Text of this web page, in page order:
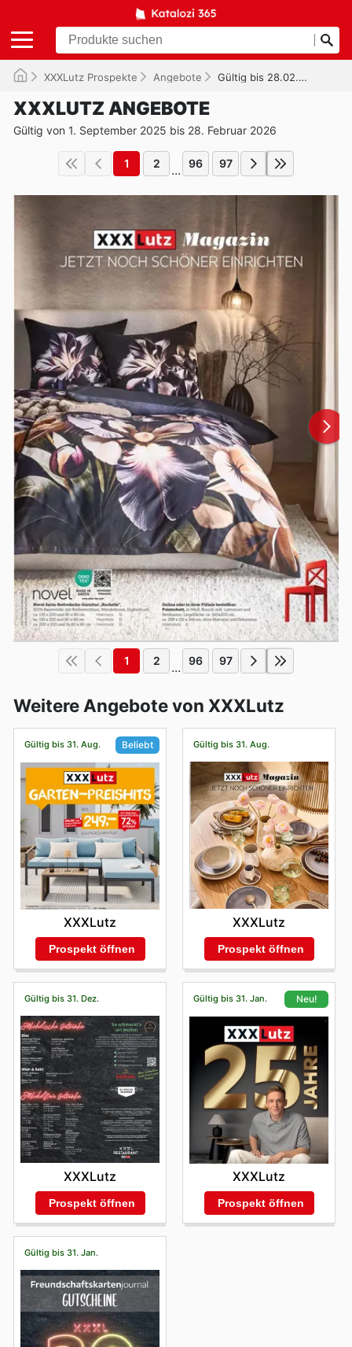
XXXLutz Prospekte Angebote Gültig bis 28.02.2026
XXXLUTZ ANGEBOTE
Gültig von 1. September 2025 bis 28. Februar 2026
1 2 ... 96 97
1 2 ... 96 97
Weitere Angebote von XXXLutz
Gültig bis 31. Aug. Beliebt
XXXLutz
Prospekt öffnen
Gültig bis 31. Aug.
XXXLutz
Prospekt öffnen
Gültig bis 31. Dez.
XXXLutz
Prospekt öffnen
Gültig bis 31. Jan. Neu!
XXXLutz
Prospekt öffnen
Gültig bis 31. Jan.